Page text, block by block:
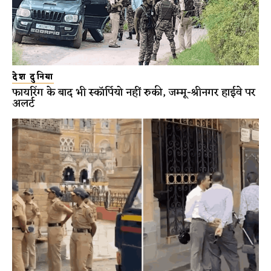
देश दुनिया
फायरिंग के बाद भी स्कॉर्पियो नहीं रुकी, जम्मू-श्रीनगर हाईवे पर
अलर्ट